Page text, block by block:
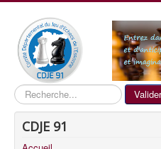
Recherche Valider
CDJE 91